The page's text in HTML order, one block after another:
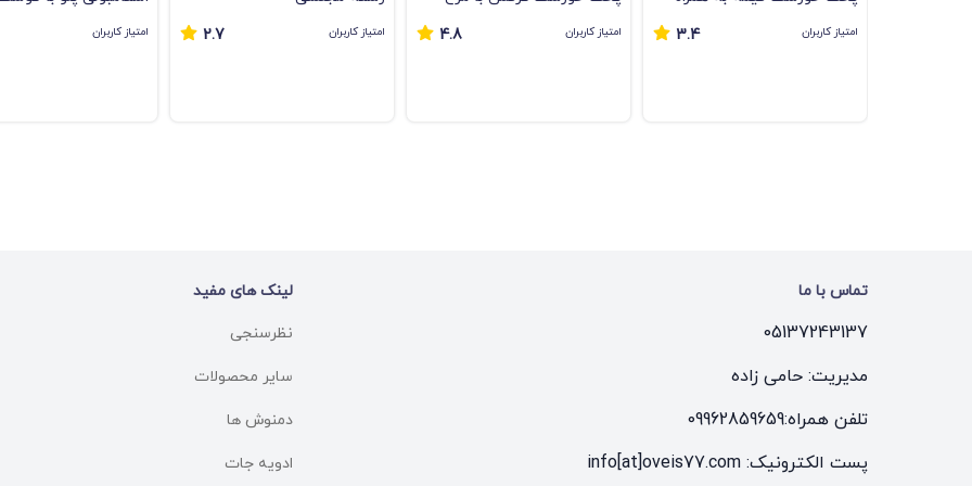
امتیاز کاربران 3.4 امتیاز کاربران 4.8 امتیاز کاربران 2.7 امتیاز کاربران
تماس با ما
05137243137
مدیریت: حامی زاده
تلفن همراه:09962859659
پست الکترونیک: info[at]oveis77.com
لینک های مفید
نظرسنجی
سایر محصولات
دمنوش ها
ادویه جات